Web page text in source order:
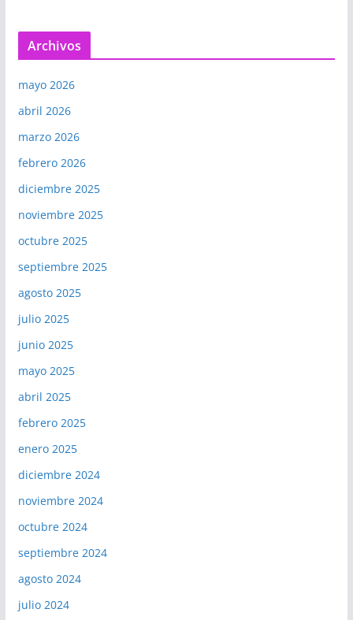
Archivos
mayo 2026
abril 2026
marzo 2026
febrero 2026
diciembre 2025
noviembre 2025
octubre 2025
septiembre 2025
agosto 2025
julio 2025
junio 2025
mayo 2025
abril 2025
febrero 2025
enero 2025
diciembre 2024
noviembre 2024
octubre 2024
septiembre 2024
agosto 2024
julio 2024